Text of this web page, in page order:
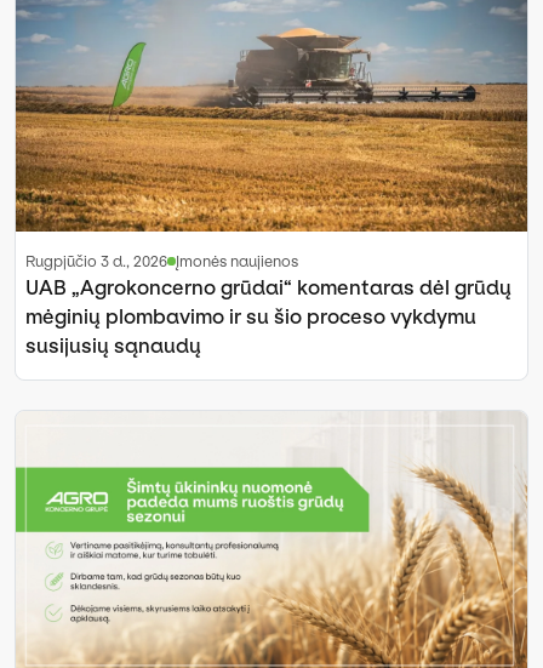
rugpjūčio 3 d., 2026 Įmonės naujienos
UAB „Agrokoncerno grūdai“ komentaras dėl grūdų
mėginių plombavimo ir su šio proceso vykdymu
susijusių sąnaudų